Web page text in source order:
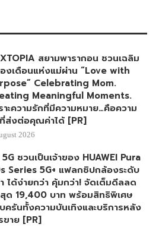
สยามพารากอน ชวนเฉลิม
งเดือนแห่งแม่ผ่าน “Love with
Celebrating Mom.
Meaningful Moments.
าะความรักที่มีความหมาย…คือความ
ส่งต่อคุณค่าได้ [PR]
2026
ชวนเป็นเจ้าของ HUAWEI Pura
Series 5G+ แฟลกชิปกล้องระดับ
ได้ง่ายกว่า คุ้มกว่า! จัดเต็มดีลลด
ด 19,400 บาท พร้อมสิทธิพิเศษ
ครันทั้งความบันเทิงและบริการหลัง
ขาย [PR]